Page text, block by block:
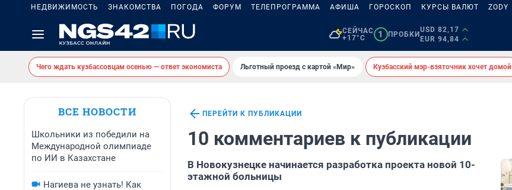
НЕДВИЖИМОСТЬ ЗНАКОМСТВА ПОГОДА ФОРУМ ТЕЛЕПРОГРАММА АФИША ГОРОСКОП КУРСЫ ВАЛЮТ ZODY
СЕЙЧАС
+17°C
1 ПРОБКИ
USD 82,17
EUR 94,84
Чего ждать кузбассовцам осенью — ответ экономиста Льготный проезд с картой «Мир» Кузбасский мэр-взяточник хочет домой
ВСЕ НОВОСТИ
Школьники из победили на
Международной олимпиаде
по ИИ в Казахстане
Нагиева не узнать! Как
ПЕРЕЙТИ К ПУБЛИКАЦИИ
10 комментариев к публикации
В Новокузнецке начинается разработка проекта новой 10-
этажной больницы